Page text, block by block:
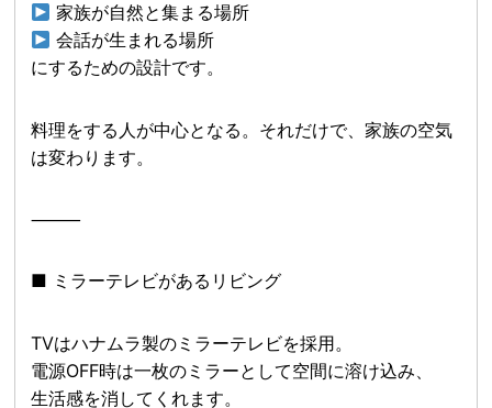
家族が自然と集まる場所
会話が生まれる場所
にするための設計です。
料理をする人が中心となる。それだけで、家族の空気
は変わります。
⸻
■ ミラーテレビがあるリビング
TVはハナムラ製のミラーテレビを採用。
電源OFF時は一枚のミラーとして空間に溶け込み、
生活感を消してくれます。